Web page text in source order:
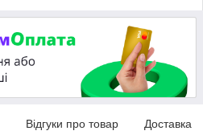
Відгуки про товар Доставка